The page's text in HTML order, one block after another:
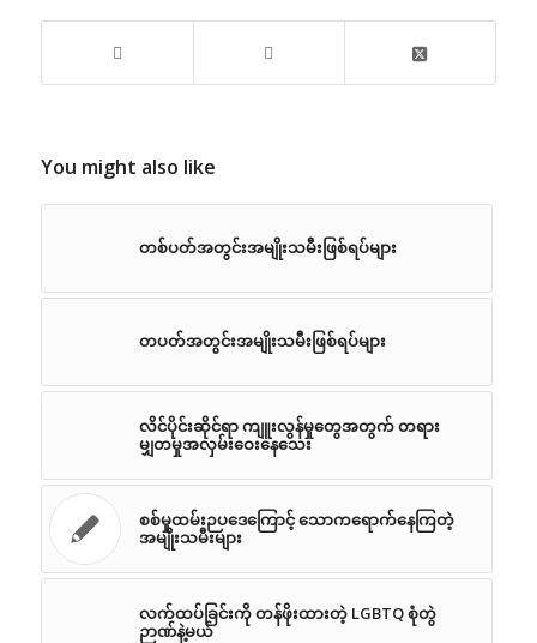
You might also like
တစ်ပတ်အတွင်းအမျိုးသမီးဖြစ်ရပ်များ
တပတ်အတွင်းအမျိုးသမီးဖြစ်ရပ်များ
လိင်ပိုင်းဆိုင်ရာ ကျူးလွန်မှုတွေအတွက် တရား
မျှတမှုအလှမ်းဝေးနေသေး
စစ်မှုထမ်းဉပဒေကြောင့် သောကရောက်နေကြတဲ့
အမျိုးသမီးများ
လက်ထပ်ခြင်းကို တန်ဖိုးထားတဲ့ LGBTQ စုံတွဲ
ဉာဏ်နဲ့မယ်